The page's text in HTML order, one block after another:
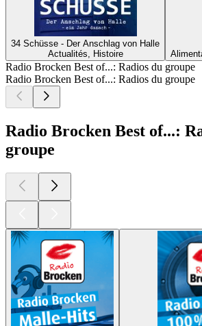
34 Schüsse - Der Anschlag von Halle
Actualités, Histoire
Radio Brocken Best of...: Radios du groupe
Radio Brocken Best of...: Radios du groupe
Radio Brocken Best of...:
groupe